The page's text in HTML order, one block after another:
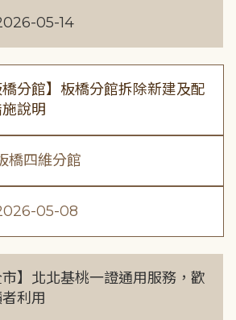
05-14
橋分館】板橋分館拆除新建及配
說明
橋四維分館
05-08
市】北北基桃一證通用服務，歡
利用